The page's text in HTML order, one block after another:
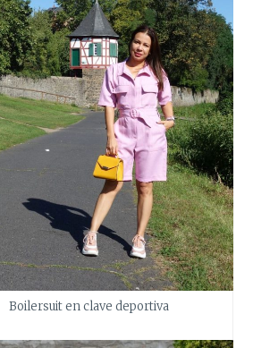
Boilersuit en clave deportiva